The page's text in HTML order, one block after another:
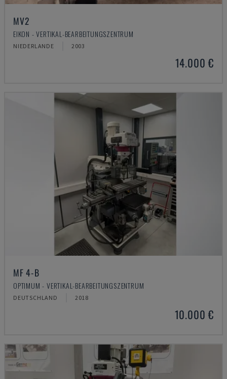
MV2
EIKON - VERTIKAL-BEARBEITUNGSZENTRUM
NIEDERLANDE 2003
14.000 €
MF 4-B
OPTIMUM - VERTIKAL-BEARBEITUNGSZENTRUM
DEUTSCHLAND 2018
10.000 €